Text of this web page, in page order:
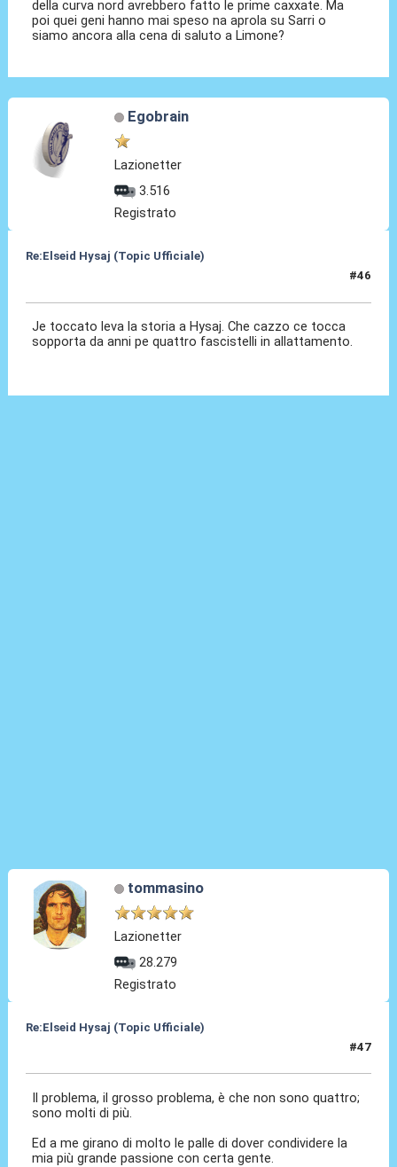
della curva nord avrebbero fatto le prime caxxate. Ma
poi quei geni hanno mai speso na aprola su Sarri o
siamo ancora alla cena di saluto a Limone?
Egobrain
Lazionetter
3.516
Registrato
Re:Elseid Hysaj (Topic Ufficiale)
#46
Je toccato leva la storia a Hysaj. Che cazzo ce tocca
sopporta da anni pe quattro fascistelli in allattamento.
tommasino
Lazionetter
28.279
Registrato
Re:Elseid Hysaj (Topic Ufficiale)
#47
Il problema, il grosso problema, è che non sono quattro;
sono molti di più.
Ed a me girano di molto le palle di dover condividere la
mia più grande passione con certa gente.